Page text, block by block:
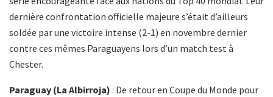
dernière confrontation officielle majeure s’était d’ailleurs
soldée par une victoire intense (2-1) en novembre dernier
contre ces mêmes Paraguayens lors d’un match test à
Chester.
Paraguay (La Albirroja) : De retour en Coupe du Monde pour